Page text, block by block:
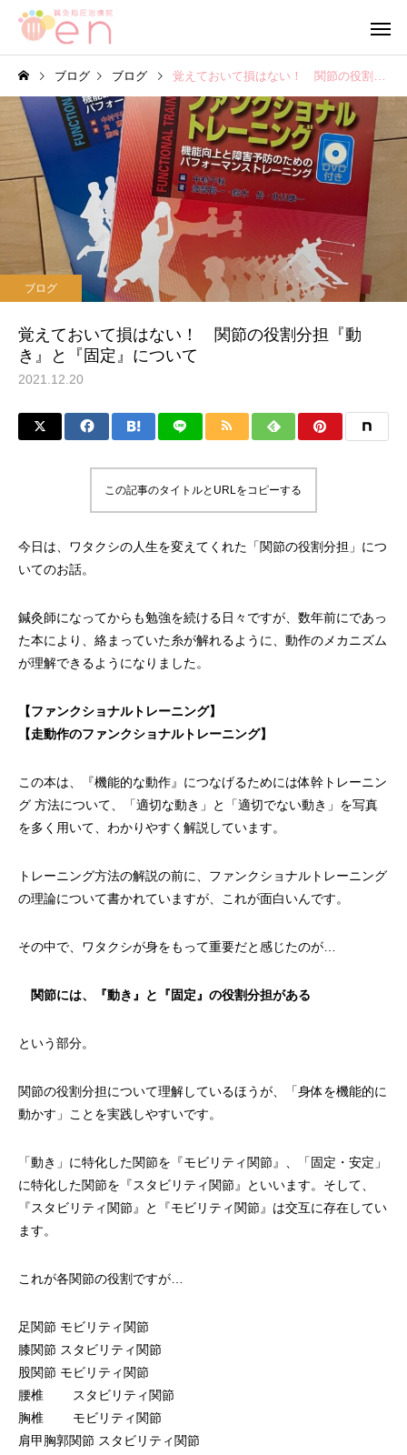
ブログ
【当院の小さな従業員】
ブログ
【笑顔が作る 穏やか
心】
ブログ ブログ 覚えておいて損はない！ 関節の役割分担『動き』と『固定』について
ブログ
覚えておいて損はない！ 関節の役割分担『動
き』と『固定』について
2021.12.20
この記事のタイトルとURLをコピーする
今日は、ワタクシの人生を変えてくれた「関節の役割分担」につ
いてのお話。
鍼灸師になってからも勉強を続ける日々ですが、数年前にであっ
た本により、絡まっていた糸が解れるように、動作のメカニズム
が理解できるようになりました。
【ファンクショナルトレーニング】
【走動作のファンクショナルトレーニング】
この本は、『機能的な動作』につなげるためには体幹トレーニン
グ 方法について、「適切な動き」と「適切でない動き」を写真
を多く用いて、わかりやすく解説しています。
トレーニング方法の解説の前に、ファンクショナルトレーニング
の理論について書かれていますが、これが面白いんです。
その中で、ワタクシが身をもって重要だと感じたのが…
関節には、『動き』と『固定』の役割分担がある
という部分。
関節の役割分担について理解しているほうが、「身体を機能的に
動かす」ことを実践しやすいです。
「動き」に特化した関節を『モビリティ関節』、「固定・安定」
に特化した関節を『スタビリティ関節』といいます。そして、
『スタビリティ関節』と『モビリティ関節』は交互に存在してい
ます。
これが各関節の役割ですが…
足関節 モビリティ関節
膝関節 スタビリティ関節
股関節 モビリティ関節
腰椎 スタビリティ関節
胸椎 モビリティ関節
肩甲胸郭関節 スタビリティ関節